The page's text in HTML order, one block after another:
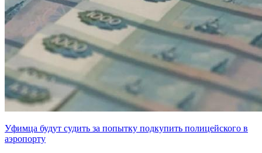
Уфимца будут судить за попытку подкупить полицейского в
аэропорту